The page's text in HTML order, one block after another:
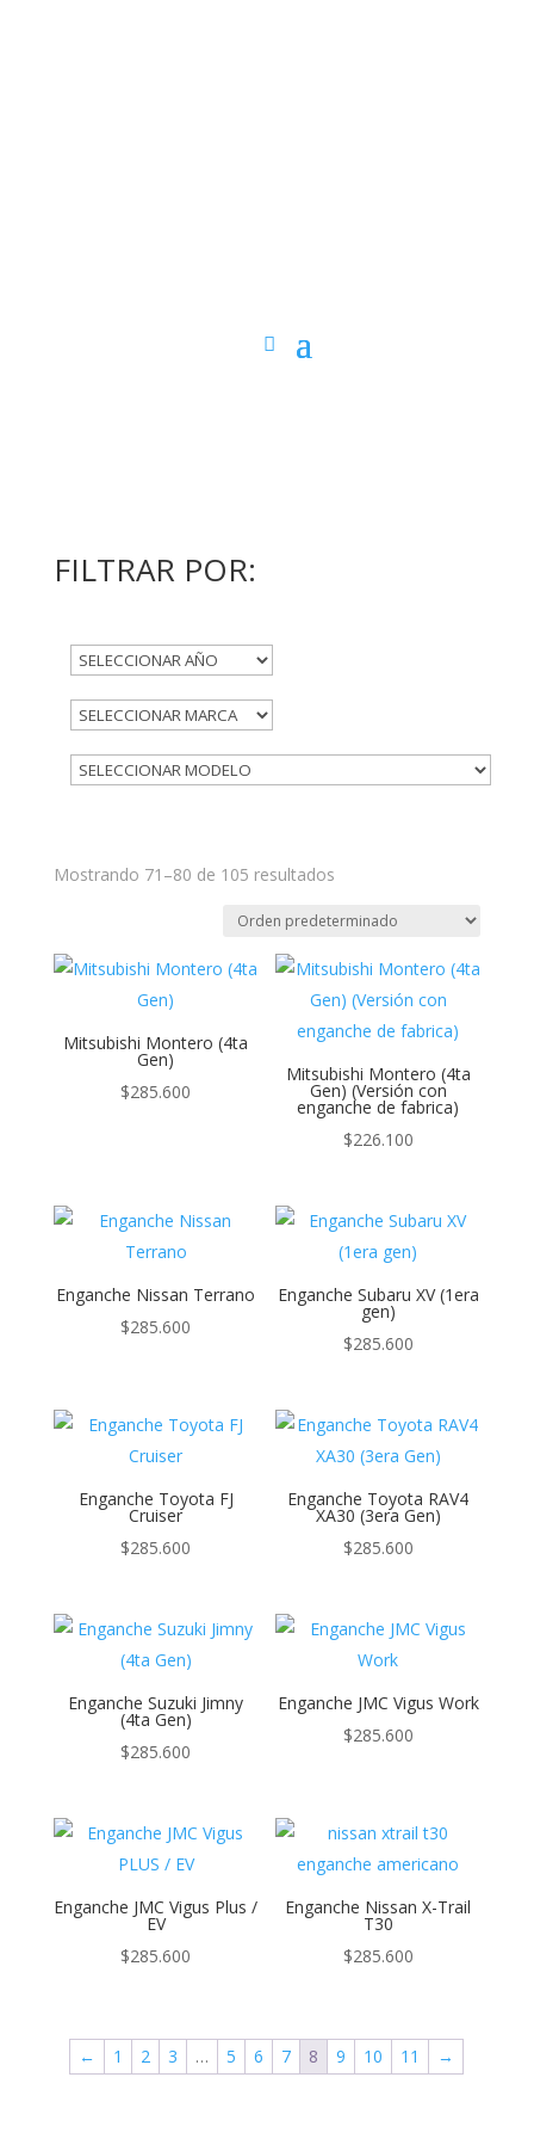
FILTRAR POR:
Mostrando 71–80 de 105 resultados
Mitsubishi Montero (4ta
Gen)
$285.600
Mitsubishi Montero (4ta
Gen) (Versión con
enganche de fabrica)
$226.100
Enganche Nissan Terrano
$285.600
Enganche Subaru XV (1era
gen)
$285.600
Enganche Toyota FJ
Cruiser
$285.600
Enganche Toyota RAV4
XA30 (3era Gen)
$285.600
Enganche Suzuki Jimny
(4ta Gen)
$285.600
Enganche JMC Vigus Work
$285.600
Enganche JMC Vigus Plus /
EV
$285.600
Enganche Nissan X-Trail
T30
$285.600
← 1 2 3 … 5 6 7 8 9 10 11 →